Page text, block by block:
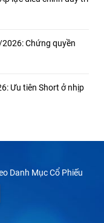
Chứng quyền
Ưu tiên Short ở nhịp
Danh Mục Cổ Phiếu